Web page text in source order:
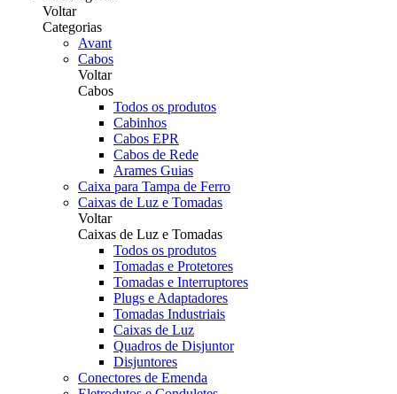
Voltar
Categorias
Avant
Cabos
Voltar
Cabos
Todos os produtos
Cabinhos
Cabos EPR
Cabos de Rede
Arames Guias
Caixa para Tampa de Ferro
Caixas de Luz e Tomadas
Voltar
Caixas de Luz e Tomadas
Todos os produtos
Tomadas e Protetores
Tomadas e Interruptores
Plugs e Adaptadores
Tomadas Industriais
Caixas de Luz
Quadros de Disjuntor
Disjuntores
Conectores de Emenda